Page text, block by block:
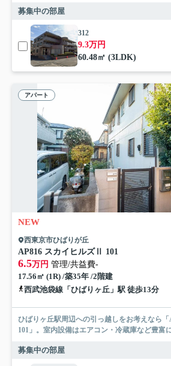
募集中の部屋
312
9.3万円
60.48㎡ (3LDK)
アパート
NEW
西東京市ひばりが丘
AP816 スカイヒルズⅡ 101
6.5万円 管理/共益費-
17.56㎡ (1R) /築35年 /2階建
西武池袋線「ひばりヶ丘」駅 徒歩13分
ひばりヶ丘駅周辺への引っ越しをお考えなら「
101」。室内設備はエアコン・冷蔵庫など豊富
募集中の部屋